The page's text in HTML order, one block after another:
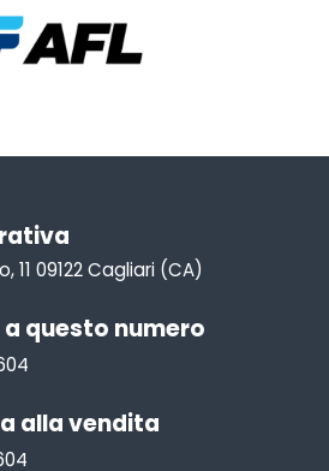
11 09122 Cagliari (CA)
questo numero
alla vendita